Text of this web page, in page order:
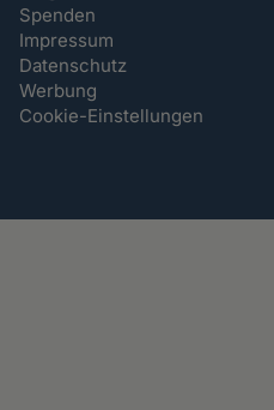
Spenden
Impressum
Datenschutz
Werbung
Cookie-Einstellungen